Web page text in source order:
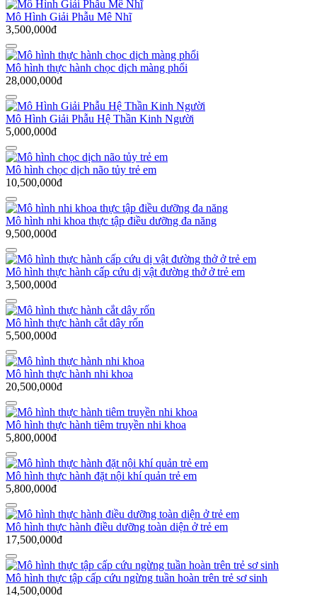
Mô Hình Giải Phẫu Mê Nhĩ
3,500,000đ
Mô hình thực hành chọc dịch màng phổi
28,000,000đ
Mô Hình Giải Phẫu Hệ Thần Kinh Người
5,000,000đ
Mô hình chọc dịch não tủy trẻ em
10,500,000đ
Mô hình nhi khoa thực tập điều dưỡng đa năng
9,500,000đ
Mô hình thực hành cấp cứu dị vật đường thở ở trẻ em
3,500,000đ
Mô hình thực hành cắt dây rốn
5,500,000đ
Mô hình thực hành nhi khoa
20,500,000đ
Mô hình thực hành tiêm truyền nhi khoa
5,800,000đ
Mô hình thực hành đặt nội khí quản trẻ em
5,800,000đ
Mô hình thực hành điều dưỡng toàn diện ở trẻ em
17,500,000đ
Mô hình thực tập cấp cứu ngừng tuần hoàn trên trẻ sơ sinh
14,500,000đ